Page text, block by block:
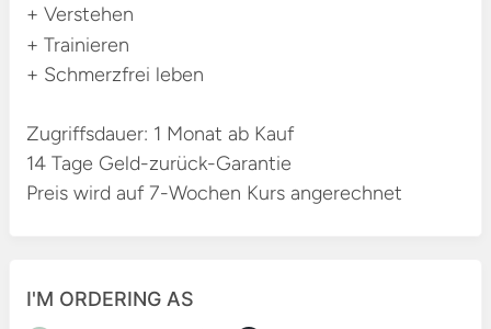
+ Verstehen
+ Trainieren
+ Schmerzfrei leben
Zugriffsdauer: 1 Monat ab Kauf
14 Tage Geld-zurück-Garantie
Preis wird auf 7-Wochen Kurs angerechnet
I'M ORDERING AS